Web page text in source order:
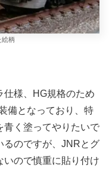
絵柄
様、HG規格のため
備となっており、特
く塗ってやりたいで
るのですが、JNRとグ
いので慎重に貼り付け